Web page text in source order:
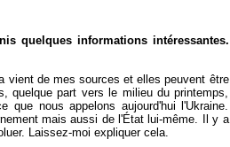
quelques informations intéressantes.
vient de mes sources et elles peuvent être
quelque part vers le milieu du printemps,
que nous appelons aujourd'hui l'Ukraine.
mais aussi de l'État lui-même. Il y a
Laissez-moi expliquer cela.